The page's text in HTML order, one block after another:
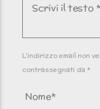
L'indirizzo email non
contrassegnati da *